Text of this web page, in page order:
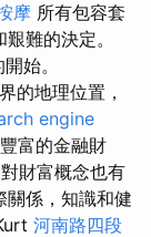
摩 所有包容套
難的決定。
始。
的地理位置，
engine
富的金融財
財富概念也有
關係，知識和健
河南路四段